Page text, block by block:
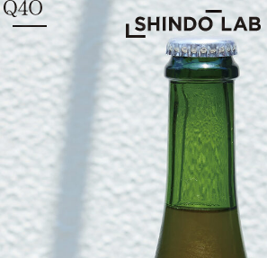
HOME
SHINDO LAB
SHINDO